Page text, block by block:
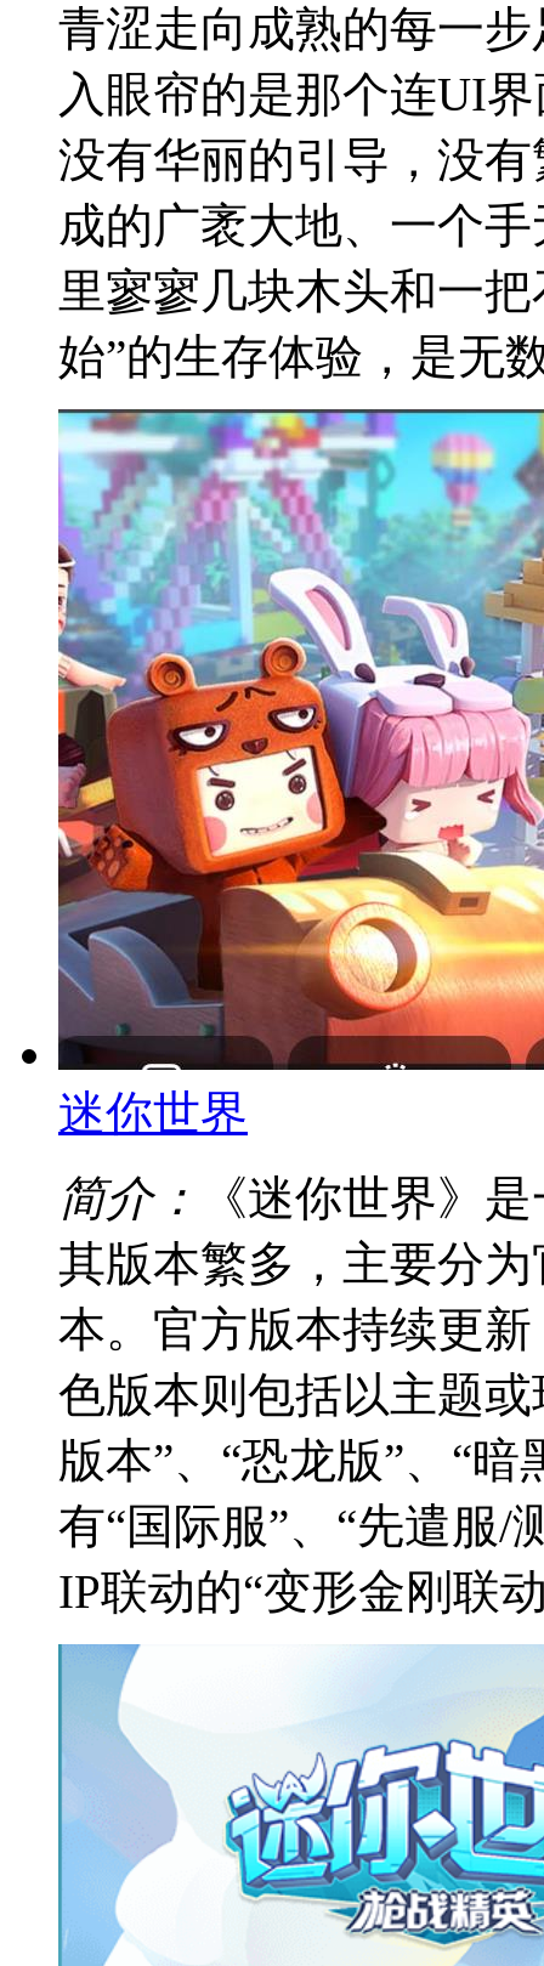
青涩走向成熟的每一
入眼帘的是那个连UI
没有华丽的引导，没
成的广袤大地、一个
里寥寥几块木头和一
始”的生存体验，是无
迷你世界
简介：
《迷你世界》
其版本繁多，主要分
本。官方版本持续更
色版本则包括以主题
版本”、“恐龙版”、“
有“国际服”、“先遣服/
IP联动的“变形金刚联